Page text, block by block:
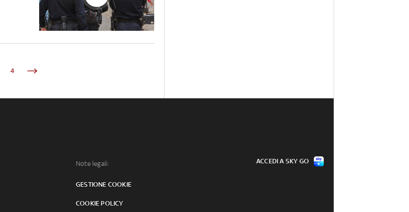
4
Note legali:
GESTIONE COOKIE
COOKIE POLICY
ACCEDI A SKY GO